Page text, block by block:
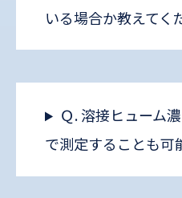
いる場合か教えてく
Ｑ. 溶接ヒューム
で測定することも可